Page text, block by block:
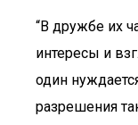
“В дружбе их
интересы и
один
разрешения